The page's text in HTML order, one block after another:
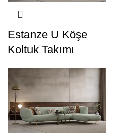
Estanze U Köşe
Koltuk Takımı